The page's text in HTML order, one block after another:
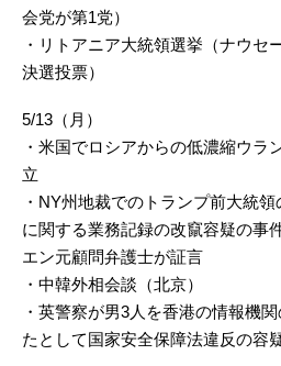
会党が第1党）
・リトアニア大統領選挙（ナウセ
決選投票）
5/13（月）
・米国でロシアからの低濃縮ウラ
立
・NY州地裁でのトランプ前大統
に関する業務記録の改竄容疑の事
エン元顧問弁護士が証言
・中韓外相会談（北京）
・英警察が男3人を香港の情報機
たとして国家安全保障法違反の容